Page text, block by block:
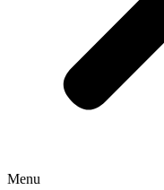
Menu